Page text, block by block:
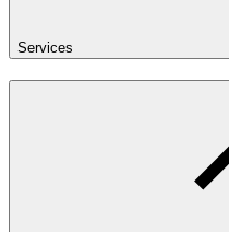
Services